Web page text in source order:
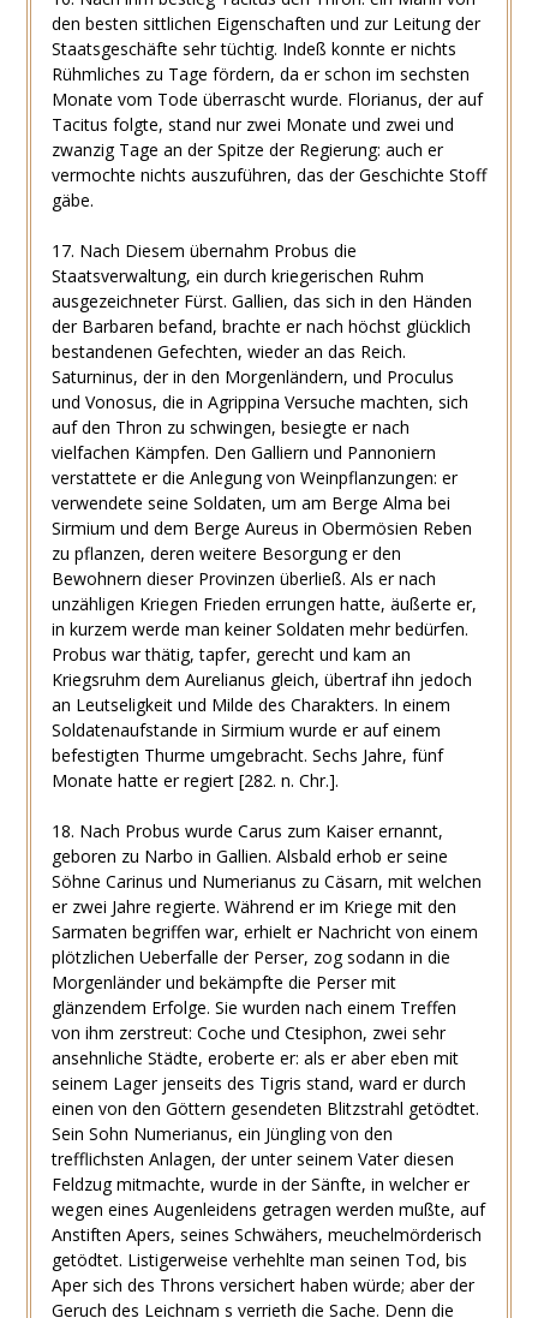
den besten sittlichen Eigenschaften und zur Leitung der
Staatsgeschäfte sehr tüchtig. Indeß konnte er nichts
Rühmliches zu Tage fördern, da er schon im sechsten
Monate vom Tode überrascht wurde. Florianus, der auf
Tacitus folgte, stand nur zwei Monate und zwei und
zwanzig Tage an der Spitze der Regierung: auch er
vermochte nichts auszuführen, das der Geschichte Stoff
gäbe.
17. Nach Diesem übernahm Probus die
Staatsverwaltung, ein durch kriegerischen Ruhm
ausgezeichneter Fürst. Gallien, das sich in den Händen
der Barbaren befand, brachte er nach höchst glücklich
bestandenen Gefechten, wieder an das Reich.
Saturninus, der in den Morgenländern, und Proculus
und Vonosus, die in Agrippina Versuche machten, sich
auf den Thron zu schwingen, besiegte er nach
vielfachen Kämpfen. Den Galliern und Pannoniern
verstattete er die Anlegung von Weinpflanzungen: er
verwendete seine Soldaten, um am Berge Alma bei
Sirmium und dem Berge Aureus in Obermösien Reben
zu pflanzen, deren weitere Besorgung er den
Bewohnern dieser Provinzen überließ. Als er nach
unzähligen Kriegen Frieden errungen hatte, äußerte er,
in kurzem werde man keiner Soldaten mehr bedürfen.
Probus war thätig, tapfer, gerecht und kam an
Kriegsruhm dem Aurelianus gleich, übertraf ihn jedoch
an Leutseligkeit und Milde des Charakters. In einem
Soldatenaufstande in Sirmium wurde er auf einem
befestigten Thurme umgebracht. Sechs Jahre, fünf
Monate hatte er regiert [282. n. Chr.].
18. Nach Probus wurde Carus zum Kaiser ernannt,
geboren zu Narbo in Gallien. Alsbald erhob er seine
Söhne Carinus und Numerianus zu Cäsarn, mit welchen
er zwei Jahre regierte. Während er im Kriege mit den
Sarmaten begriffen war, erhielt er Nachricht von einem
plötzlichen Ueberfalle der Perser, zog sodann in die
Morgenländer und bekämpfte die Perser mit
glänzendem Erfolge. Sie wurden nach einem Treffen
von ihm zerstreut: Coche und Ctesiphon, zwei sehr
ansehnliche Städte, eroberte er: als er aber eben mit
seinem Lager jenseits des Tigris stand, ward er durch
einen von den Göttern gesendeten Blitzstrahl getödtet.
Sein Sohn Numerianus, ein Jüngling von den
trefflichsten Anlagen, der unter seinem Vater diesen
Feldzug mitmachte, wurde in der Sänfte, in welcher er
wegen eines Augenleidens getragen werden mußte, auf
Anstiften Apers, seines Schwähers, meuchelmörderisch
getödtet. Listigerweise verhehlte man seinen Tod, bis
Aper sich des Throns versichert haben würde; aber der
Geruch des Leichnam s verrieth die Sache. Denn die